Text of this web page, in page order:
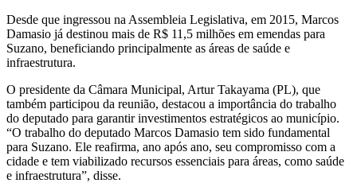
Desde que ingressou na Assembleia Legislativa, em 2015, Marcos
Damasio já destinou mais de R$ 11,5 milhões em emendas para
Suzano, beneficiando principalmente as áreas de saúde e
infraestrutura.
O presidente da Câmara Municipal, Artur Takayama (PL), que
também participou da reunião, destacou a importância do trabalho
do deputado para garantir investimentos estratégicos ao município.
“O trabalho do deputado Marcos Damasio tem sido fundamental
para Suzano. Ele reafirma, ano após ano, seu compromisso com a
cidade e tem viabilizado recursos essenciais para áreas, como saúde
e infraestrutura”, disse.